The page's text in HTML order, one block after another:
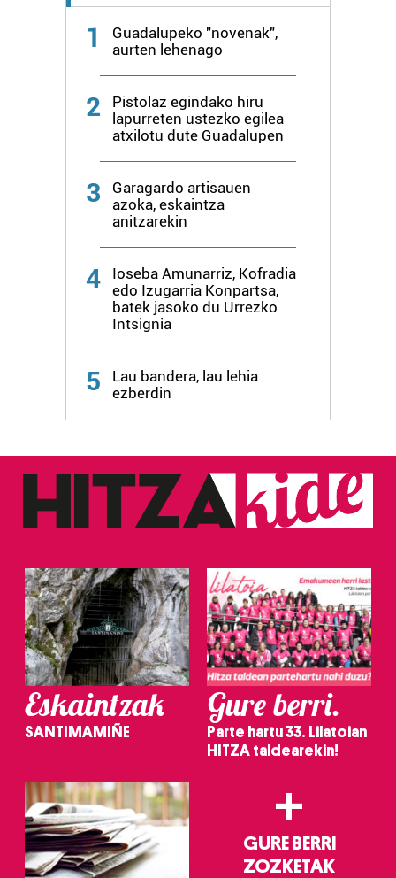
1
Guadalupeko "novenak",
aurten lehenago
2
Pistolaz egindako hiru
lapurreten ustezko egilea
atxilotu dute Guadalupen
3
Garagardo artisauen
azoka, eskaintza
anitzarekin
4
Ioseba Amunarriz, Kofradia
edo Izugarria Konpartsa,
batek jasoko du Urrezko
Intsignia
5
Lau bandera, lau lehia
ezberdin
Eskaintzak
SANTIMAMIÑE
Gure berri.
Parte hartu 33. Lilatoian
HITZA taldearekin!
+
GURE BERRI
ZOZKETAK